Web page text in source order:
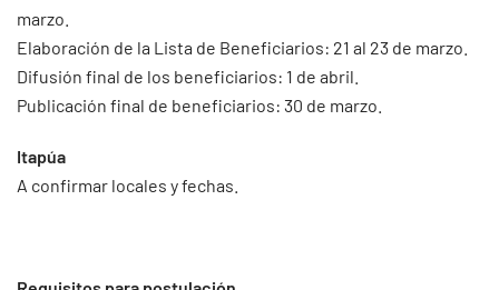
marzo.
Elaboración de la Lista de Beneficiarios: 21 al 23 de marzo.
Difusión final de los beneficiarios: 1 de abril.
Publicación final de beneficiarios: 30 de marzo.
Itapúa
A confirmar locales y fechas.